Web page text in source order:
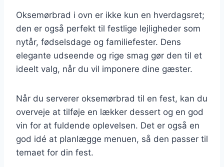
Oksemørbrad i ovn er ikke kun en hverdagsret;
den er også perfekt til festlige lejligheder som
nytår, fødselsdage og familiefester. Dens
elegante udseende og rige smag gør den til et
ideelt valg, når du vil imponere dine gæster.
Når du serverer oksemørbrad til en fest, kan du
overveje at tilføje en lækker dessert og en god
vin for at fuldende oplevelsen. Det er også en
god idé at planlægge menuen, så den passer til
temaet for din fest.